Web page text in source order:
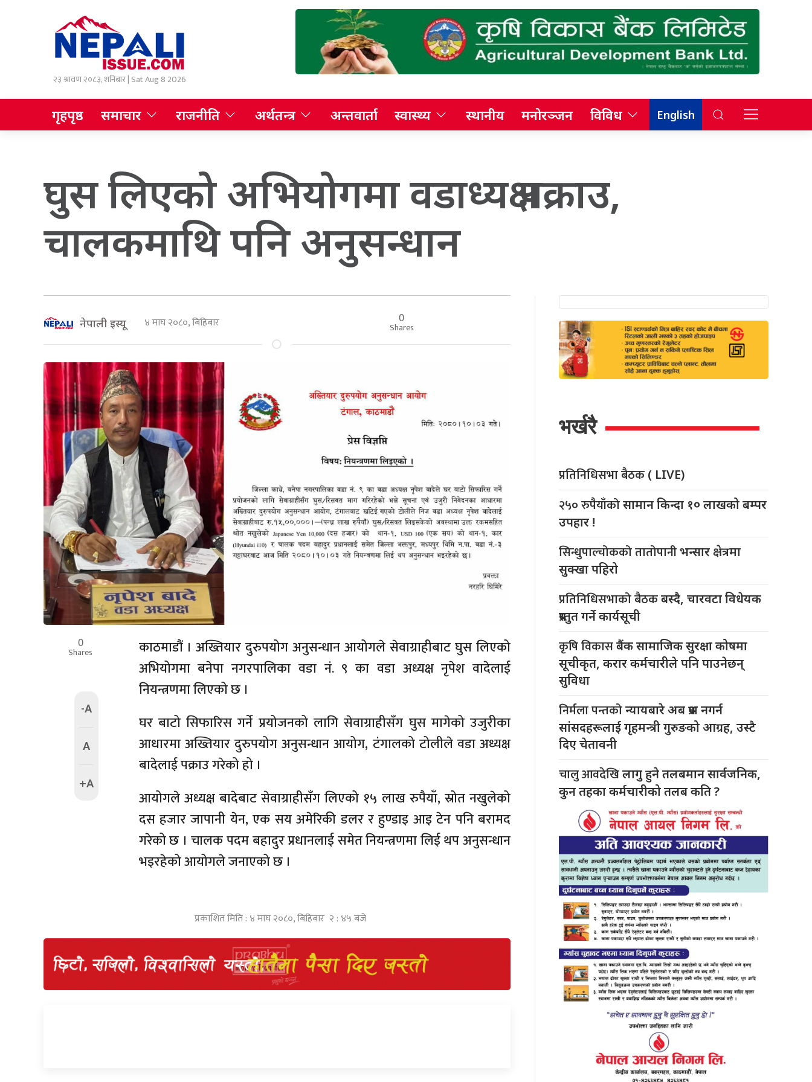
२३ श्रावण २०८३, शनिबार | Sat Aug 8 2026
गृहपृष्ठ समाचार राजनीति अर्थतन्त्र अन्तवार्ता स्वास्थ्य स्थानीय मनोरञ्जन विविध English
घुस लिएको अभियोगमा वडाध्यक्ष पक्राउ,
चालकमाथि पनि अनुसन्धान
नेपाली इस्यू ४ माघ २०८०, बिहिबार 0
Shares
0
Shares
-A
A
+A
काठमाडौं । अख्तियार दुरुपयोग अनुसन्धान आयोगले सेवाग्राहीबाट घुस लिएको
अभियोगमा बनेपा नगरपालिका वडा नं. ९ का वडा अध्यक्ष नृपेश वादेलाई
नियन्त्रणमा लिएको छ ।
घर बाटो सिफारिस गर्ने प्रयोजनको लागि सेवाग्राहीसँग घुस मागेको उजुरीका
आधारमा अख्तियार दुरुपयोग अनुसन्धान आयोग, टंगालको टोलीले वडा अध्यक्ष
बादेलाई पक्राउ गरेको हो ।
आयोगले अध्यक्ष बादेबाट सेवाग्राहीसँग लिएको १५ लाख रुपैयाँ, स्रोत नखुलेको
दस हजार जापानी येन, एक सय अमेरिकी डलर र हुण्डाइ आइ टेन पनि बरामद
गरेको छ । चालक पदम बहादुर प्रधानलाई समेत नियन्त्रणमा लिई थप अनुसन्धान
भइरहेको आयोगले जनाएको छ ।
प्रकाशित मिति : ४ माघ २०८०, बिहिबार २ : ४५ बजे
भर्खरै
प्रतिनिधिसभा बैठक ( LIVE)
२५० रुपैयाँकोसामान किन्दा १० लाखको बम्पर
उपहार !
सिन्धुपाल्चोकको तातोपानीभन्सार क्षेत्रमा
सुक्खा पहिरो
प्रतिनिधिसभाको बैठकबस्दै, चारवटा विधेयक
प्रस्तुत गर्ने कार्यसूची
कृषि विकासबैंक सामाजिक सुरक्षा कोषमा
सूचीकृत, करार कर्मचारीले पनि पाउनेछन्
सुविधा
निर्मला पन्तकोन्यायबारे अब प्रश्न नगर्न
सांसदहरूलाई गृहमन्त्री गुरुङको आग्रह, उस्टै
दिए चेतावनी
चालु आवदेखिलागु हुने तलबमान सार्वजनिक,
कुन तहका कर्मचारीको तलब कति ?